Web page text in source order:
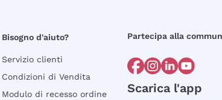
Bisogno d'aiuto?
Servizio clienti
Condizioni di Vendita
Modulo di recesso ordine
Partecipa alla
Scarica l'app